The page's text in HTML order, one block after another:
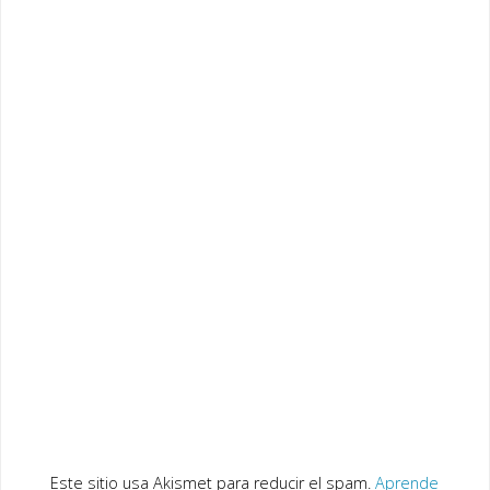
Este sitio usa Akismet para reducir el spam. Aprende